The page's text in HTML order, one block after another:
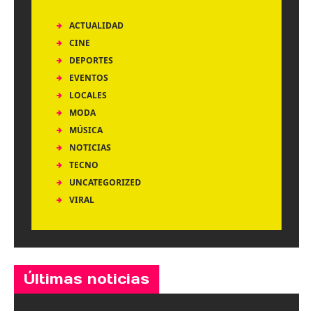
ACTUALIDAD
CINE
DEPORTES
EVENTOS
LOCALES
MODA
MÚSICA
NOTICIAS
TECNO
UNCATEGORIZED
VIRAL
Últimas noticias